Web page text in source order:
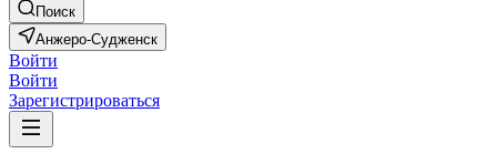
Поиск
Анжеро-Судженск
Войти
Войти
Зарегистрироваться